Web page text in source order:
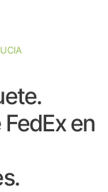
en